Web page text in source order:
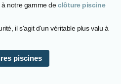
à notre gamme declôture piscine
il s'agit d'un véritable plus valu à
piscines